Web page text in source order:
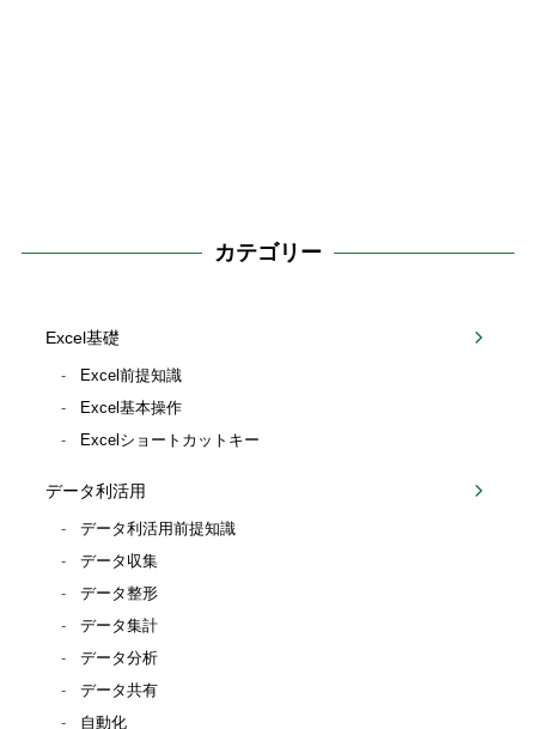
カテゴリー
Excel基礎
Excel前提知識
Excel基本操作
Excelショートカットキー
データ利活用
データ利活用前提知識
データ収集
データ整形
データ集計
データ分析
データ共有
自動化